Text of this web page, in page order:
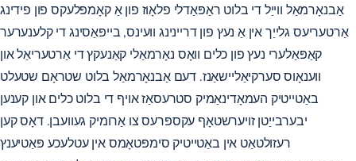
אַבנאָרמאַל ווייַל די בלוט ראַפּאַדלי פלאָוז פון אַ קאָמפּלעקס פון פידינג
אַרטעריעס גלייַך אין אַ נעץ פון דריינינג וועינס, בייפּאַסינג די קלענערער
קאַפּאַלערי נעץ פון כלים וואָס נאָרמאַלי קאַנעקץ די אַרטעריאַל און
ווענאָוס סערקיאַליישאַנז. דעם אַבנאָרמאַל בלוט שטראָם שטעלט
באַטייטיק העמאָדינאַמיק סטרעסאַז אויף די בלוט כלים און קענען
יבערבייַטן זויערשטאָף עקספּרעס צו אַרומיק געוועבן. דאָס קען
רעזולטאַט אין באַטייטיק סימפּטאָמס אין עטלעכע פּאַטיענץ